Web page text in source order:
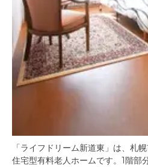
「ライフドリーム新道東」は、札
住宅型有料老人ホームです。1階部